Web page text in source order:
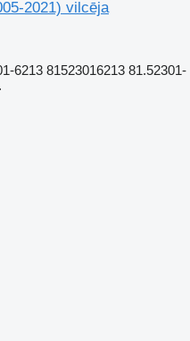
2021) vilcēja
6213 81523016213 81.52301-